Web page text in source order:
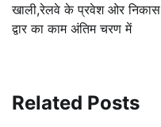
खाली,रेलवे के प्रवेश ओर निकास
द्वार का काम अंतिम चरण में
Related Posts